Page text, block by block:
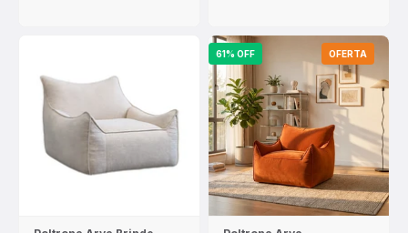
61% OFF OFERTA